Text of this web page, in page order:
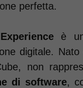
perfetta.
è un
digitale.
non
di software,